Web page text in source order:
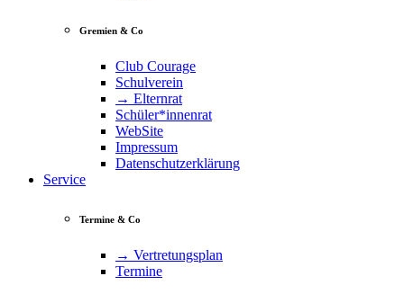
Gremien & Co
Club Courage
Schulverein
→ Elternrat
Schüler*innenrat
WebSite
Impressum
Datenschutzerklärung
Service
Termine & Co
→ Vertretungsplan
Termine